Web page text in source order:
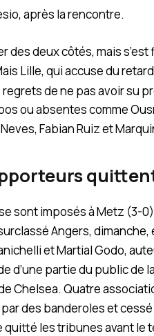
après la rencontre.
des deux côtés, mais
Lille, qui accuse du
de ne pas avoir su
ou absentes comme
Fabian Ruiz et
sont imposés à Metz (3-
Angers, dimanche,
et Martial Godo,
d’une partie du public de
Chelsea. Quatre
des banderoles et
les tribunes avant le